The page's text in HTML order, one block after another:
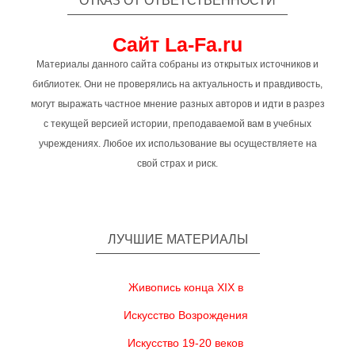
Сайт La-Fa.ru
Материалы данного сайта собраны из открытых источников и
библиотек. Они не проверялись на актуальность и правдивость,
могут выражать частное мнение разных авторов и идти в разрез
с текущей версией истории, преподаваемой вам в учебных
учреждениях. Любое их использование вы осуществляете на
свой страх и риск.
ЛУЧШИЕ МАТЕРИАЛЫ
Живопись конца XIX в
Искусство Возрождения
Искусство 19-20 веков